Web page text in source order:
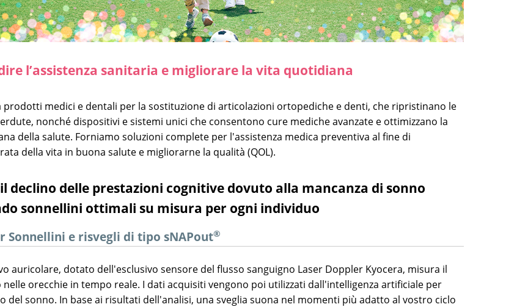
l’assistenza sanitaria e migliorare la vita quotidiana
prodotti medici e dentali per la sostituzione di articolazioni ortopediche e denti, che ripristinano le
nonché dispositivi e sistemi unici che consentono cure mediche avanzate e ottimizzano la
della salute. Forniamo soluzioni complete per l'assistenza medica preventiva al fine di
della vita in buona salute e migliorarne la qualità (QOL).
declino delle prestazioni cognitive dovuto alla mancanza di sonno
sonnellini ottimali su misura per ogni individuo
Sonnellini e risvegli di tipo sNAPout®
auricolare, dotato dell'esclusivo sensore del flusso sanguigno Laser Doppler Kyocera, misura il
nelle orecchie in tempo reale. I dati acquisiti vengono poi utilizzati dall'intelligenza artificiale per
del sonno. In base ai risultati dell'analisi, una sveglia suona nel momenti più adatto al vostro ciclo